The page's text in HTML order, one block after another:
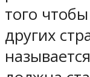
того
других